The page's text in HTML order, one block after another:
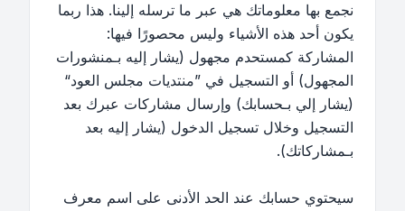
نجمع بها معلوماتك هي عبر ما ترسله إلينا. هذا ربما
يكون أحد هذه الأشياء وليس محصورًا فيها:
المشاركة كمستحدم مجهول (يشار إليه بـمنشورات
المجهول) أو التسجيل في ”منتديات مجلس العود“
(يشار إلي بـحسابك) وإرسال مشاركات عبرك بعد
التسجيل وخلال تسجيل الدخول (يشار إليه بعد
بـمشاركاتك).
سيحتوي حسابك عند الحد الأدنى على اسم معرف